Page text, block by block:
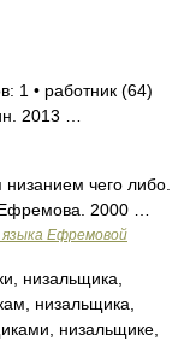
1 • работник (64)
2013 …
чего либо.
2000 …
языка Ефремовой
низальщика,
низальщика,
низальщике,